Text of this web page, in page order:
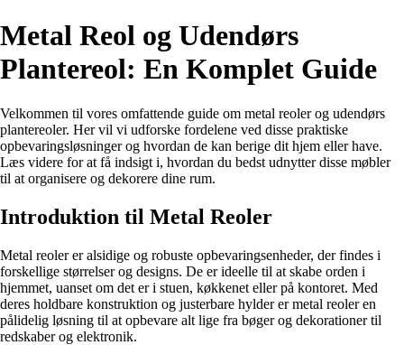
Metal Reol og Udendørs
Plantereol: En Komplet Guide
Velkommen til vores omfattende guide om metal reoler og udendørs
plantereoler. Her vil vi udforske fordelene ved disse praktiske
opbevaringsløsninger og hvordan de kan berige dit hjem eller have.
Læs videre for at få indsigt i, hvordan du bedst udnytter disse møbler
til at organisere og dekorere dine rum.
Introduktion til Metal Reoler
Metal reoler er alsidige og robuste opbevaringsenheder, der findes i
forskellige størrelser og designs. De er ideelle til at skabe orden i
hjemmet, uanset om det er i stuen, køkkenet eller på kontoret. Med
deres holdbare konstruktion og justerbare hylder er metal reoler en
pålidelig løsning til at opbevare alt lige fra bøger og dekorationer til
redskaber og elektronik.